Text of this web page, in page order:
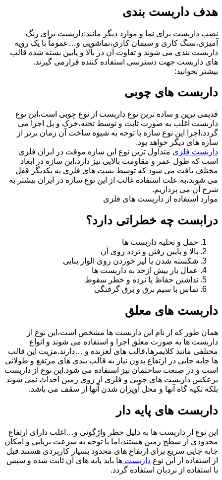
هدف داربست بندی
نصب داربست برای نما و موارد دیگر مانند:داربست برای رنگ
آمیزی،سنگ کاری و سیمان کاری،نماشویی و…عموماً با یک رویه
داربست بندی می شوند و تفاوت آن در بالا و پایین بسته شده قالب
های داربست جهت دسترسی استفاده کننده قرارمی گیرند.
بیشتر بخوانید:
داربست های چوبی
قدیمی ترین و ساده ترین نوع داربست از نوع چوبی است،این نوع
داربست اغلب به صورت ثابت و توسط تخته،خرک و پل اجرا می
گردد،اجرا این نوع سازه با توجه به شیوه ساخت آن زمان برتر از
سازه های دیگر خواهد بود.
داربست فلزی متداول ترین نوع این سازه موقت در ایران فلزی
است که طول عمر و مقاومت بالایی نیز دارد،این سازه در ابعاد
مختلف یافت می شود که توسط بست های فلزی به یکدیگر قفل
می شوند،به علت استفاده غالب از این نوع سازه در ایران بیشتر به
شرح آن می پردازیم.
موارد استفاده از داربست های فلزی
درابست چه خطراتی دارد؟
حمل و تخلیه داربست ها
بالا و پایین رفتن و تردد روی آن
شکسته شدن یا لیز خوردن روی الوار بنایی
عمال بار بیش ازحد به داربست ها
نداشتن حفاظ یا نرده و خطر سقوط
تماس با سیم برق و برق گرفتگی
داربست های معلق
همان طور که از نام این داربست ها مشخص است،این نوع از
داربست ها به صورت معلق اجرا و استفاده می شوند و انواع
مختلفی مانند کلایمرها،قالب های لغزنده و …دارند.مزیت این قالب
ها جابه جایی در ارتفاع بدون نیاز به قالب بندی های مرتفع و طولانی
است و در صنعت ساختمان نیز استفاده می شود.این نوع از داربست
برعکس داربست های چوبی و فلزی از روی زمین احداث نمی شوند
بلکه تکیه گاه آنها و محل آویزان شدن آنها از سقف می باشد.
داربست های پایه دار
این نوع از داربست ها به دلیل خطر واژگونی و…اغلب دارای ارتفاع
محدودی از سطح زمین هستند،اما با توجه به سرعت برپایی و امکان
جابه جایی سریع برای ارتفاع های محدود بسیار کاربردی هستند.قبل
از استفاده از این نوع داربست ها باید پایه های آن ثابت شده و سپس
با استفاده از نردبان استفاده گردد.